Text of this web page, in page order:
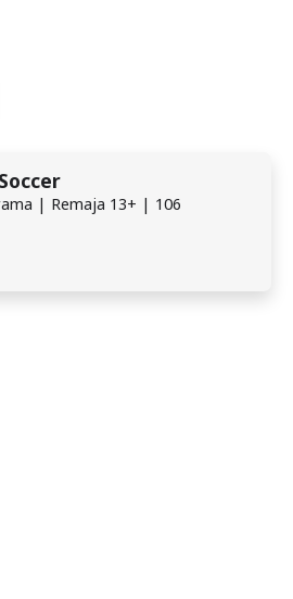
| Remaja 13+ | 106